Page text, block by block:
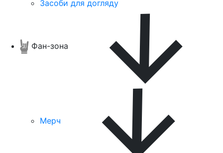
Засоби для догляду
Фан-зона
Мерч